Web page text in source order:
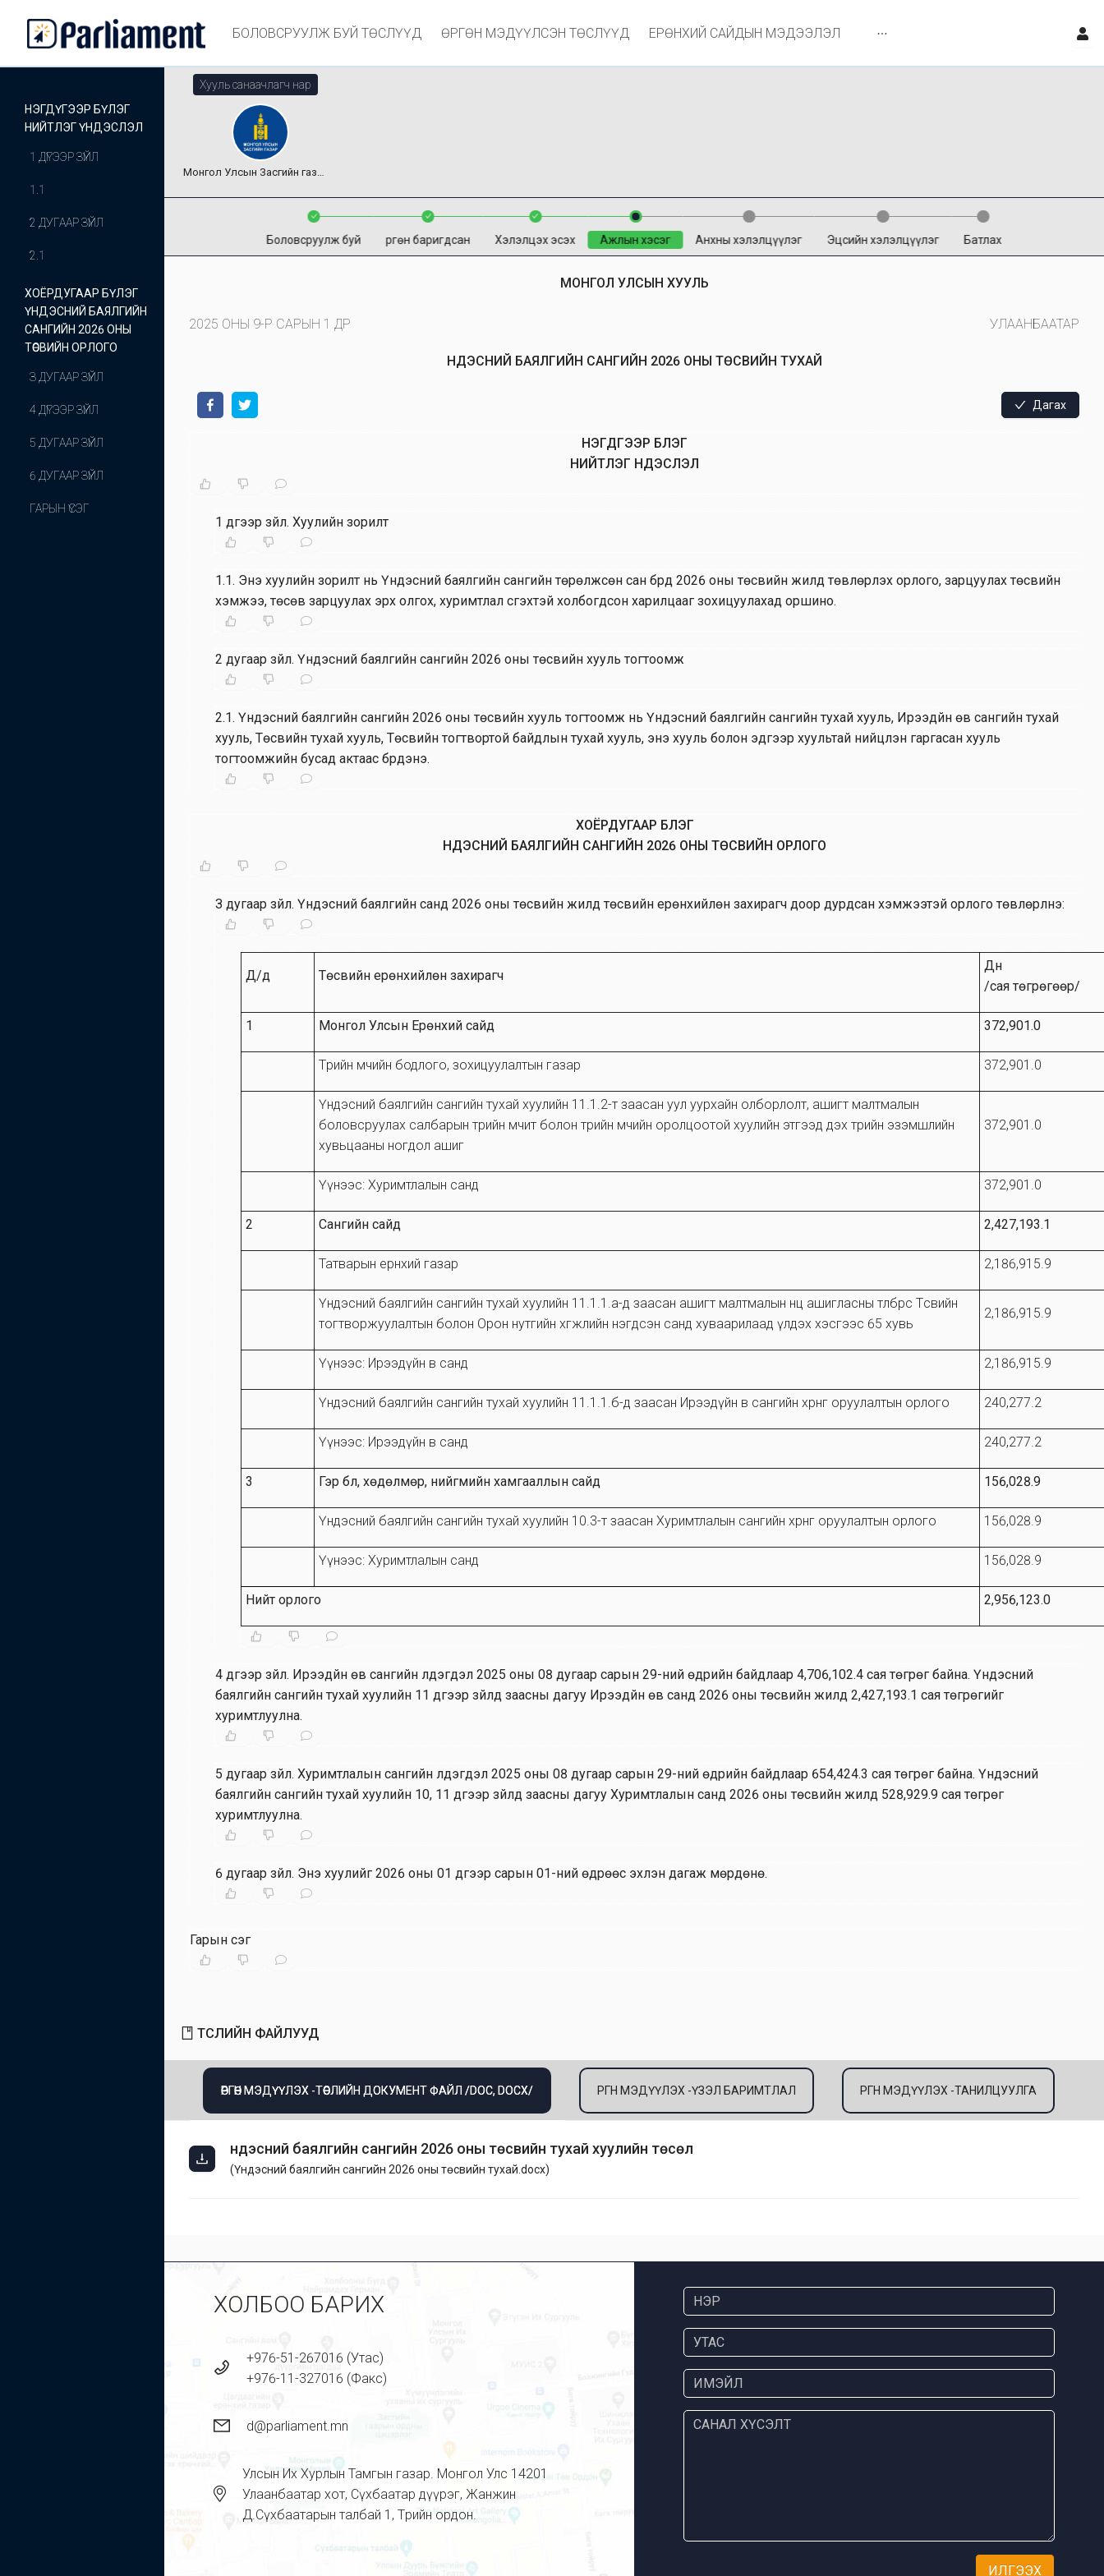
БОЛОВСРУУЛЖ БУЙ ТӨСЛҮҮД ӨРГӨН МЭДҮҮЛСЭН ТӨСЛҮҮД ЕРӨНХИЙ САЙДЫН МЭДЭЭЛЭЛ
НЭГДҮГЭЭР БҮЛЭГ
НИЙТЛЭГ ҮНДЭСЛЭЛ
1 ДҮГЭЭР ЗҮЙЛ
1.1
2 ДУГААР ЗҮЙЛ
2.1
ХОЁРДУГААР БҮЛЭГ
ҮНДЭСНИЙ БАЯЛГИЙН
САНГИЙН 2026 ОНЫ
ТӨСВИЙН ОРЛОГО
З ДУГААР ЗҮЙЛ
4 ДҮГЭЭР ЗҮЙЛ
5 ДУГААР ЗҮЙЛ
6 ДУГААР ЗҮЙЛ
ГАРЫН ҮСЭГ
Хууль санаачлагч нар
Монгол Улсын Засгийн газар
Боловсруулж буй Өргөн баригдсан Хэлэлцэх эсэх Ажлын хэсэг Анхны хэлэлцүүлэг Эцсийн хэлэлцүүлэг Батлах
МОНГОЛ УЛСЫН ХУУЛЬ
2025 ОНЫ 9-Р САРЫН 1 ӨДӨР УЛААНБААТАР
ҮНДЭСНИЙ БАЯЛГИЙН САНГИЙН 2026 ОНЫ ТӨСВИЙН ТУХАЙ
Дагах
НЭГДҮГЭЭР БҮЛЭГ
НИЙТЛЭГ ҮНДЭСЛЭЛ
1 дүгээр зүйл. Хуулийн зорилт
1.1. Энэ хуулийн зорилт нь Үндэсний баялгийн сангийн төрөлжсөн сан бүрд 2026 оны төсвийн жилд төвлөрүүлэх орлого, зарцуулах төсвийн
хэмжээ, төсөв зарцуулах эрх олгох, хуримтлал үүсгэхтэй холбогдсон харилцааг зохицуулахад оршино.
2 дугаар зүйл. Үндэсний баялгийн сангийн 2026 оны төсвийн хууль тогтоомж
2.1. Үндэсний баялгийн сангийн 2026 оны төсвийн хууль тогтоомж нь Үндэсний баялгийн сангийн тухай хууль, Ирээдүйн өв сангийн тухай
хууль, Төсвийн тухай хууль, Төсвийн тогтвортой байдлын тухай хууль, энэ хууль болон эдгээр хуультай нийцүүлэн гаргасан хууль
тогтоомжийн бусад актаас бүрдэнэ.
ХОЁРДУГААР БҮЛЭГ
ҮНДЭСНИЙ БАЯЛГИЙН САНГИЙН 2026 ОНЫ ТӨСВИЙН ОРЛОГО
З дугаар зүйл. Үндэсний баялгийн санд 2026 оны төсвийн жилд төсвийн ерөнхийлөн захирагч доор дурдсан хэмжээтэй орлого төвлөрүүлнэ:
Д/д Төсвийн ерөнхийлөн захирагч
Дүн
/сая төгрөгөөр/
1 Монгол Улсын Ерөнхий сайд 372,901.0
Төрийн өмчийн бодлого, зохицуулалтын газар 372,901.0
Үндэсний баялгийн сангийн тухай хуулийн 11.1.2-т заасан уул уурхайн олборлолт, ашигт малтмалын
боловсруулах салбарын төрийн өмчит болон төрийн өмчийн оролцоотой хуулийн этгээд дэх төрийн эзэмшлийн
хувьцааны ногдол ашиг
372,901.0
Үүнээс: Хуримтлалын санд 372,901.0
2 Сангийн сайд 2,427,193.1
Татварын ерөнхий газар 2,186,915.9
Үндэсний баялгийн сангийн тухай хуулийн 11.1.1.а-д заасан ашигт малтмалын нөөц ашигласны төлбөрөөс Төсвийн
тогтворжуулалтын болон Орон нутгийн хөгжлийн нэгдсэн санд хуваарилаад үлдэх хэсгээс 65 хувь
2,186,915.9
Үүнээс: Ирээдүйн өв санд 2,186,915.9
Үндэсний баялгийн сангийн тухай хуулийн 11.1.1.б-д заасан Ирээдүйн өв сангийн хөрөнгө оруулалтын орлого 240,277.2
Үүнээс: Ирээдүйн өв санд 240,277.2
3 Гэр бүл, хөдөлмөр, нийгмийн хамгааллын сайд 156,028.9
Үндэсний баялгийн сангийн тухай хуулийн 10.3-т заасан Хуримтлалын сангийн хөрөнгө оруулалтын орлого 156,028.9
Үүнээс: Хуримтлалын санд 156,028.9
Нийт орлого 2,956,123.0
4 дүгээр зүйл. Ирээдүйн өв сангийн үлдэгдэл 2025 оны 08 дугаар сарын 29-ний өдрийн байдлаар 4,706,102.4 сая төгрөг байна. Үндэсний
баялгийн сангийн тухай хуулийн 11 дүгээр зүйлд заасны дагуу Ирээдүйн өв санд 2026 оны төсвийн жилд 2,427,193.1 сая төгрөгийг
хуримтлуулна.
5 дугаар зүйл. Хуримтлалын сангийн үлдэгдэл 2025 оны 08 дугаар сарын 29-ний өдрийн байдлаар 654,424.3 сая төгрөг байна. Үндэсний
баялгийн сангийн тухай хуулийн 10, 11 дүгээр зүйлд заасны дагуу Хуримтлалын санд 2026 оны төсвийн жилд 528,929.9 сая төгрөг
хуримтлуулна.
6 дугаар зүйл. Энэ хуулийг 2026 оны 01 дүгээр сарын 01-ний өдрөөс эхлэн дагаж мөрдөнө.
Гарын үсэг
ТӨСЛИЙН ФАЙЛУУД
ӨРГӨН МЭДҮҮЛЭХ -ТӨСЛИЙН ДОКУМЕНТ ФАЙЛ /DOC, DOCX/ ӨРГӨН МЭДҮҮЛЭХ -ҮЗЭЛ БАРИМТЛАЛ ӨРГӨН МЭДҮҮЛЭХ -ТАНИЛЦУУЛГА
Үндэсний баялгийн сангийн 2026 оны төсвийн тухай хуулийн төсөл
(Үндэсний баялгийн сангийн 2026 оны төсвийн тухай.docx)
ХОЛБОО БАРИХ
+976-51-267016 (Утас)
+976-11-327016 (Факс)
d@parliament.mn
Улсын Их Хурлын Тамгын газар. Монгол Улс 14201
Улаанбаатар хот, Сүхбаатар дүүрэг, Жанжин
Д.Сүхбаатарын талбай 1, Төрийн ордон.
ИЛГЭЭХ